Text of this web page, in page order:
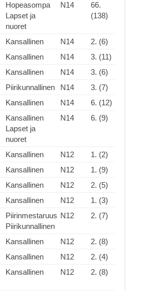
Hopeasompa
Lapset ja
nuoret
N14
66.
(138)
Kansallinen N14
2. (6)
Kansallinen N14
3. (11)
Kansallinen N14
3. (6)
Piirikunnallinen N14
3. (7)
Kansallinen N14
6. (12)
Kansallinen
Lapset ja
nuoret
N14 6. (9)
Kansallinen N12
1. (2)
Kansallinen N12
1. (9)
Kansallinen N12
2. (5)
Kansallinen N12
1. (3)
Piirinmestaruus
Piirikunnallinen
N12 2. (7)
Kansallinen N12
2. (8)
Kansallinen N12
2. (4)
Kansallinen N12 2. (8)